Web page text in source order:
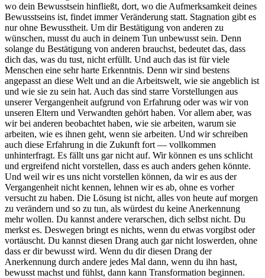
wo dein Bewusstsein hinfließt, dort, wo die Aufmerksamkeit deines
Bewusstseins ist, findet immer Veränderung statt. Stagnation gibt es
nur ohne Bewusstheit. Um dir Bestätigung von anderen zu
wünschen, musst du auch in deinem Tun unbewusst sein. Denn
solange du Bestätigung von anderen brauchst, bedeutet das, dass
dich das, was du tust, nicht erfüllt. Und auch das ist für viele
Menschen eine sehr harte Erkenntnis. Denn wir sind bestens
angepasst an diese Welt und an die Arbeitswelt, wie sie angeblich ist
und wie sie zu sein hat. Auch das sind starre Vorstellungen aus
unserer Vergangenheit aufgrund von Erfahrung oder was wir von
unseren Eltern und Verwandten gehört haben. Vor allem aber, was
wir bei anderen beobachtet haben, wie sie arbeiten, warum sie
arbeiten, wie es ihnen geht, wenn sie arbeiten. Und wir schreiben
auch diese Erfahrung in die Zukunft fort — vollkommen
unhinterfragt. Es fällt uns gar nicht auf. Wir können es uns schlicht
und ergreifend nicht vorstellen, dass es auch anders gehen könnte.
Und weil wir es uns nicht vorstellen können, da wir es aus der
Vergangenheit nicht kennen, lehnen wir es ab, ohne es vorher
versucht zu haben. Die Lösung ist nicht, alles von heute auf morgen
zu verändern und so zu tun, als würdest du keine Anerkennung
mehr wollen. Du kannst andere verarschen, dich selbst nicht. Du
merkst es. Deswegen bringt es nichts, wenn du etwas vorgibst oder
vortäuscht. Du kannst diesen Drang auch gar nicht loswerden, ohne
dass er dir bewusst wird. Wenn du dir diesen Drang der
Anerkennung durch andere jedes Mal dann, wenn du ihn hast,
bewusst machst und fühlst, dann kann Transformation beginnen.